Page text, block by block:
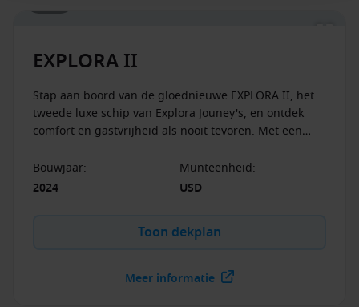
EXPLORA II
Stap aan boord van de gloednieuwe EXPLORA II, het
tweede luxe schip van Explora Jouney's, en ontdek
comfort en gastvrijheid als nooit tevoren. Met een
zich goed verzorgd. Het schip is ontworpen met oog
voor rust en luxe. Waar u zich ook bevindt, het schip
aan een van de vele bars.
Bouwjaar:
2024
Munteenheid:
USD
Toon dekplan
Meer informatie